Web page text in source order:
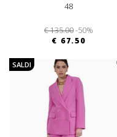
48
€ 135.00-50%
€ 67.50
SALDI